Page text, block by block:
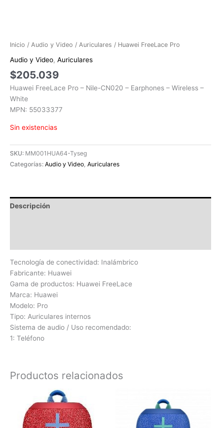
Inicio / Audio y Video / Auriculares / Huawei FreeLace Pro
Audio y Video, Auriculares
$205.039
Huawei FreeLace Pro – Nile-CN020 – Earphones – Wireless –
White
MPN: 55033377
Sin existencias
SKU: MM001HUA64-Tyseg
Categorías: Audio y Video, Auriculares
Descripción
Tecnología de conectividad: Inalámbrico
Fabricante: Huawei
Gama de productos: Huawei FreeLace
Marca: Huawei
Modelo: Pro
Tipo: Auriculares internos
Sistema de audio / Uso recomendado:
1: Teléfono
Productos relacionados